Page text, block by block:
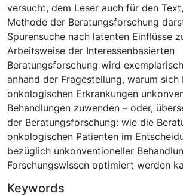
versucht, dem Leser auch für den
Methode der Beratungsforschung
Spurensuche nach latenten Einflüsse
Arbeitsweise der Interessenbasierten
Beratungsforschung wird
anhand der Fragestellung, warum sich
onkologischen Erkrankungen
Behandlungen zuwenden – oder,
der Beratungsforschung: wie die
onkologischen Patienten im
bezüglich unkonventioneller
Forschungswissen optimiert werden
Keywords